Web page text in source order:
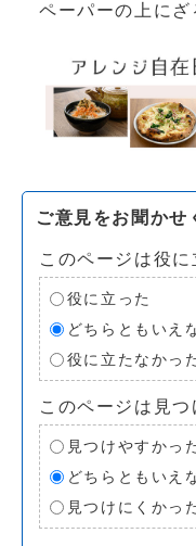
ペーパーの上にざ
ご意見をお聞かせ
このページは役に
役に立った
どちらともいえ
役に立たなかっ
このページは見
見つけやすかっ
どちらともいえ
見つけにくかっ